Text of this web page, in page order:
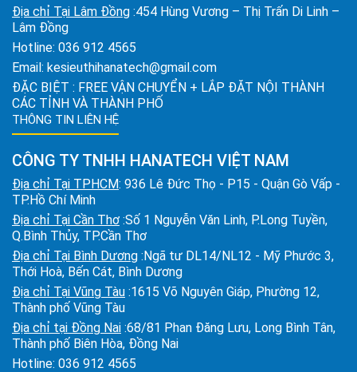
Địa chỉ Tại Lâm Đồng :454 Hùng Vương – Thị Trấn Di Linh –
Lâm Đồng
Hotline: 036 912 4565
Email: kesieuthihanatech@gmail.com
ĐẶC BIỆT : FREE VẬN CHUYỂN + LẮP ĐẶT NỘI THÀNH
CÁC TỈNH VÀ THÀNH PHỐ
THÔNG TIN LIÊN HỆ
CÔNG TY TNHH HANATECH VIỆT NAM
Địa chỉ Tại TPHCM: 936 Lê Đức Thọ - P15 - Quận Gò Vấp -
TP.Hồ Chí Minh
Địa chỉ Tại Cần Thơ :Số 1 Nguyễn Văn Linh, P.Long Tuyền,
Q.Bình Thủy, TP.Cần Thơ
Địa chỉ Tại Bình Dương :Ngã tư DL14/NL12 - Mỹ Phước 3,
Thới Hoà, Bến Cát, Bình Dương
Địa chỉ Tại Vũng Tàu :1615 Võ Nguyên Giáp, Phường 12,
Thành phố Vũng Tàu
Địa chỉ tại Đồng Nai :68/81 Phan Đăng Lưu, Long Bình Tân,
Thành phố Biên Hòa, Đồng Nai
Hotline: 036 912 4565